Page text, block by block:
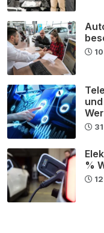
%